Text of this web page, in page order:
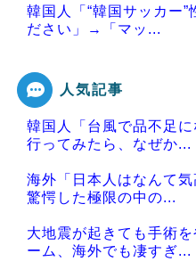
韓国人「“韓国サッカー”
ださい」→「マッ...
Powered by livedoor 相
人気記事
韓国人「台風で品不足
行ってみたら、なぜか...
海外「日本人はなんて
驚愕した極限の中の...
大地震が起きても手術
ーム、海外でも凄すぎ...